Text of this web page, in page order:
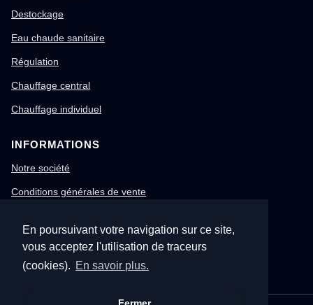
En poursuivant votre navigation sur ce site,
vous acceptez l'utilisation de traceurs
(cookies). En savoir plus.
Destockage
Eau chaude sanitaire
Régulation
Chauffage central
Chauffage individuel
INFORMATIONS
Notre société
Conditions générales de vente
Gestion des cookies
Confidentialité & RGPD